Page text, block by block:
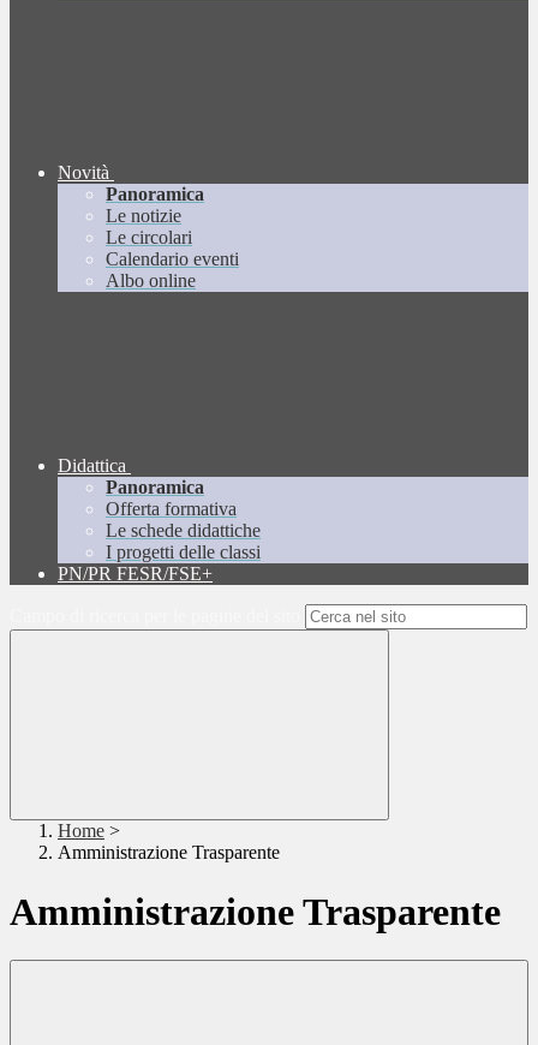
Novità
Panoramica
Le notizie
Le circolari
Calendario eventi
Albo online
Didattica
Panoramica
Offerta formativa
Le schede didattiche
I progetti delle classi
PN/PR FESR/FSE+
Home >
Amministrazione Trasparente
Amministrazione Trasparente